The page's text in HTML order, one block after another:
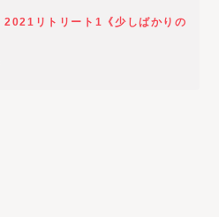
リトリート1《少しばかりの